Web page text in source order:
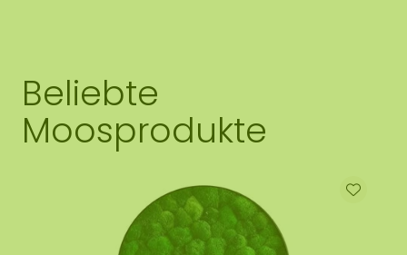
Beliebte
Moosprodukte